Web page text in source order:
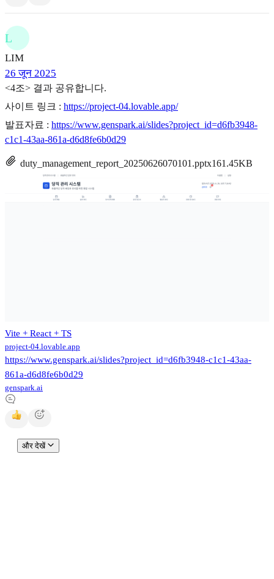
L
LIM
26 जून 2025
<4조> 결과 공유합니다.
사이트 링크 : https://project-04.lovable.app/
발표자료 : https://www.genspark.ai/slides?project_id=d6fb3948-
c1c1-43aa-861a-d6d8fe6b0d29
duty_management_report_20250626070101.pptx161.45KB
Vite + React + TS
project-04.lovable.app
https://www.genspark.ai/slides?project_id=d6fb3948-c1c1-43aa-
861a-d6d8fe6b0d29
genspark.ai
और देखें